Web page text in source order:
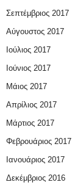
Σεπτέμβριος 2017
Αύγουστος 2017
Ιούλιος 2017
Ιούνιος 2017
Μάιος 2017
Απρίλιος 2017
Μάρτιος 2017
Φεβρουάριος 2017
Ιανουάριος 2017
Δεκέμβριος 2016